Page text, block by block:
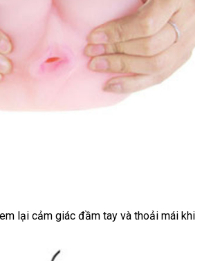
lại cảm giác đầm tay và thoải mái khi